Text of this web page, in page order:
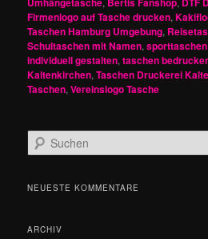
Firmenlogo auf Tasche drucken,
Taschen Hamburg Umgebung,
Schultaschen mit Namen,
individuell gestalten,taschen
Kaltenkirchen,Taschen Druckerei
Taschen,Vereinslogo Tasche
u
h
NEUESTE KOMMENTARE
ARCHIV